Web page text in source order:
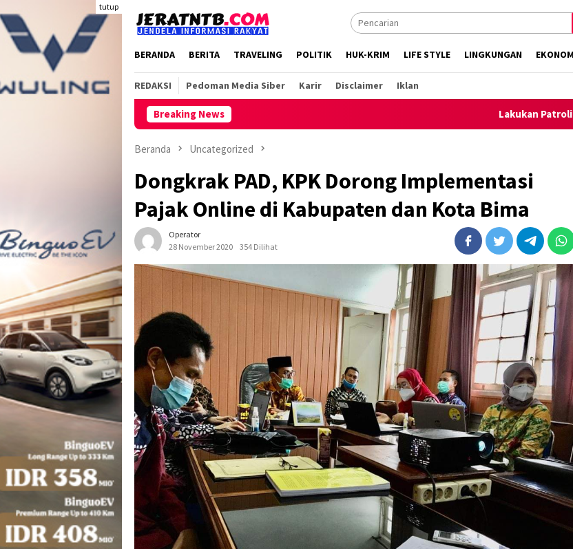
ke
konten
tutup
BERANDA BERITA TRAVELING POLITIK HUK-KRIM LIFE STYLE LINGKUNGAN
REDAKSI Pedoman Media Siber Karir Disclaimer Iklan
Breaking News Lakukan Patroli Keliling,
Beranda Uncategorized
Dongkrak PAD, KPK Dorong Implementasi
Pajak Online di Kabupaten dan Kota Bima
Operator
28 November 2020
354 Dilihat